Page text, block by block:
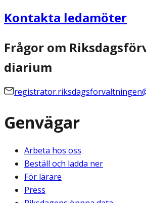
Kontakta ledamöter
Frågor om
diarium
Genvägar
Arbeta hos oss
Beställ och ladda ner
För lärare
Press